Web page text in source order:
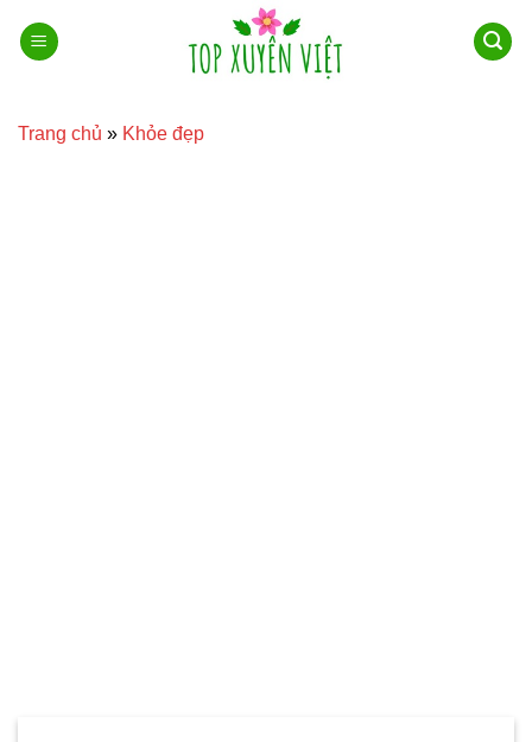
qua
Trang chủ » Khỏe đẹp